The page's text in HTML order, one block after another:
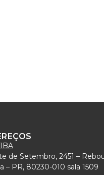
de Setembro, 2451 –
– PR, 80230-010 sala 1509